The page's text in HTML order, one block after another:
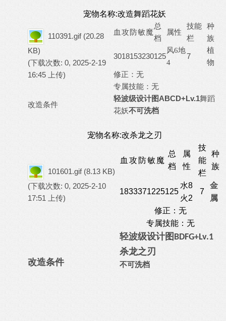
宠物名称:改造舞蹈花妖
110391.gif (20.28
KB)
(下载次数: 0, 2025-2-19
16:45 上传)
血 攻防敏魔
总
档
属性
技能
栏
种
族
3018153230125
风6地
4
7
植
物
修正：无
专属技能：无
改造条件
轻波级设计图ABCD+Lv.1舞蹈
花妖不可洗档
宠物名称:改杀龙之刃
101601.gif (8.13 KB)
(下载次数: 0, 2025-2-10
17:51 上传)
血 攻 防敏 魔
总
档
属
性
技
能
栏
种
族
1833371225125
水8
火2
7
金
属
修正：无
专属技能：无
改造条件
轻波级设计图 BDFG+Lv.1
杀龙之刃
不可洗档